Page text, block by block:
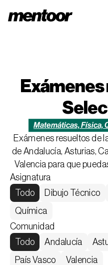
Logo
Matemáticas, Física,
Exámenes resueltos de
de Andalucía, Asturias,
Valencia para que
Asignatura
Todo
Dibujo Técnico
Química
Comunidad
Todo
Andalucía
País Vasco
Valencia